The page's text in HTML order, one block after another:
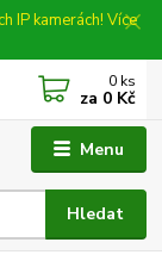
IP kamerách! Více
Menu
Hledat
0 ks
za 0 Kč